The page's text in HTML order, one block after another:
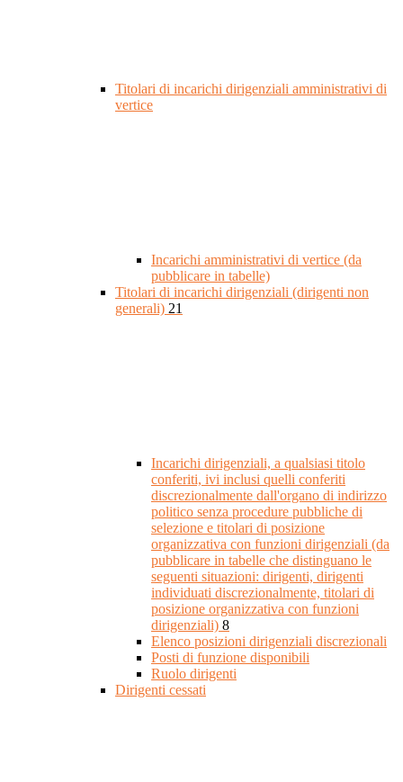
Titolari di incarichi dirigenziali amministrativi di
vertice
Incarichi amministrativi di vertice (da
pubblicare in tabelle)
Titolari di incarichi dirigenziali (dirigenti non
generali) 21
Incarichi dirigenziali, a qualsiasi titolo
conferiti, ivi inclusi quelli conferiti
discrezionalmente dall'organo di indirizzo
politico senza procedure pubbliche di
selezione e titolari di posizione
organizzativa con funzioni dirigenziali (da
pubblicare in tabelle che distinguano le
seguenti situazioni: dirigenti, dirigenti
individuati discrezionalmente, titolari di
posizione organizzativa con funzioni
dirigenziali) 8
Elenco posizioni dirigenziali discrezionali
Posti di funzione disponibili
Ruolo dirigenti
Dirigenti cessati